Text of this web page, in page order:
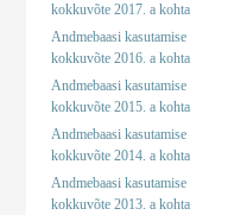
kokkuvõte 2017. a kohta
Andmebaasi kasutamise
kokkuvõte 2016. a kohta
Andmebaasi kasutamise
kokkuvõte 2015. a kohta
Andmebaasi kasutamise
kokkuvõte 2014. a kohta
Andmebaasi kasutamise
kokkuvõte 2013. a kohta